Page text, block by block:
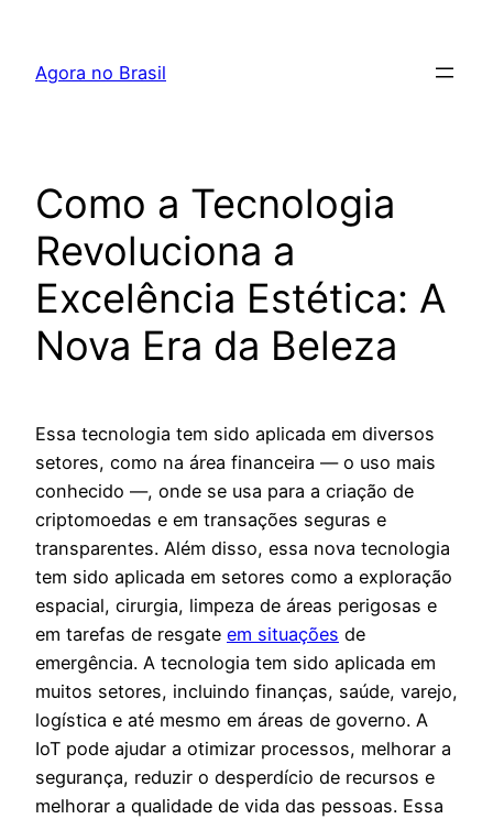
Agora no Brasil
Como a Tecnologia
Revoluciona a
Excelência Estética: A
Nova Era da Beleza
Essa tecnologia tem sido aplicada em diversos
setores, como na área financeira — o uso mais
conhecido —, onde se usa para a criação de
criptomoedas e em transações seguras e
transparentes. Além disso, essa nova tecnologia
tem sido aplicada em setores como a exploração
espacial, cirurgia, limpeza de áreas perigosas e
em tarefas de resgate em situações de
emergência. A tecnologia tem sido aplicada em
muitos setores, incluindo finanças, saúde, varejo,
logística e até mesmo em áreas de governo. A
IoT pode ajudar a otimizar processos, melhorar a
segurança, reduzir o desperdício de recursos e
melhorar a qualidade de vida das pessoas. Essa